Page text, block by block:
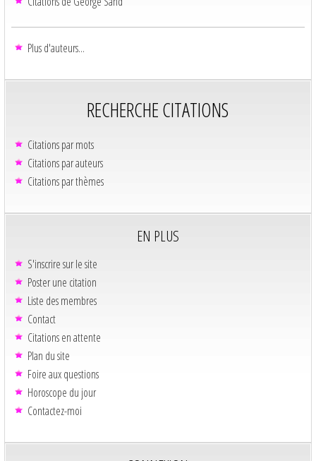
Plus d'auteurs...
RECHERCHE CITATIONS
Citations par mots
Citations par auteurs
Citations par thèmes
EN PLUS
S'inscrire sur le site
Poster une citation
Liste des membres
Contact
Citations en attente
Plan du site
Foire aux questions
Horoscope du jour
Contactez-moi